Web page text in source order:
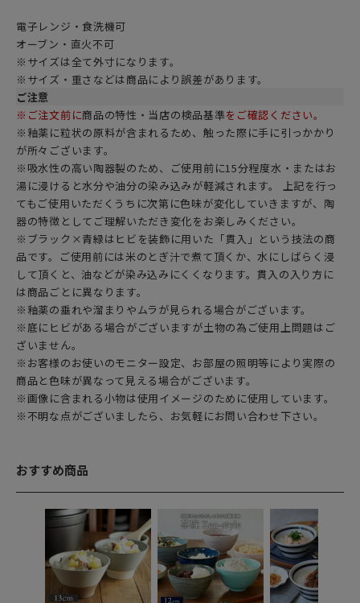
電子レンジ・食洗機可
オーブン・直火不可
※サイズは全て外寸になります。
※サイズ・重さなどは商品により誤差があります。
ご注意
※ご注文前に商品の特性・当店の検品基準をご確認ください。
※釉薬に粒状の原料が含まれるため、触った際に手に引っかかり
が所々ございます。
※吸水性の高い陶器製のため、ご使用前に15分程度水・またはお
湯に浸けると水分や油分の染み込みが軽減されます。 上記を行っ
てもご使用いただくうちに次第に色味が変化していきますが、陶
器の特徴としてご理解いただき変化をお楽しみください。
※ブラック×青緑はヒビを装飾に用いた「貫入」という技法の商
品です。ご使用前には米のとぎ汁で煮て頂くか、水にしばらく浸
して頂くと、油などが染み込みにくくなります。貫入の入り方に
は商品ごとに異なります。
※釉薬の垂れや溜まりやムラが見られる場合がございます。
※底にヒビがある場合がございますが土物の為ご使用上問題はご
ざいません。
※お客様のお使いのモニター設定、お部屋の照明等により実際の
商品と色味が異なって見える場合がございます。
※画像に含まれる小物は使用イメージのために使用しています。
※不明な点がございましたら、お気軽にお問い合わせ下さい。
おすすめ商品